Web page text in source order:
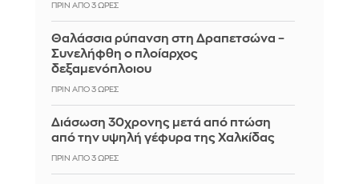
ΠΡΙΝ ΑΠΌ 3 ΏΡΕΣ
Θαλάσσια ρύπανση στη Δραπετσώνα –
Συνελήφθη ο πλοίαρχος
δεξαμενόπλοιου
ΠΡΙΝ ΑΠΌ 3 ΏΡΕΣ
Διάσωση 30χρονης μετά από πτώση
από την υψηλή γέφυρα της Χαλκίδας
ΠΡΙΝ ΑΠΌ 3 ΏΡΕΣ